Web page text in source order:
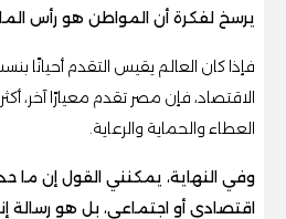
يرسخ لفكرة أن المواطن هو رأس
فإذا كان العالم يقيس التقدم أحيانًا
الاقتصاد، فإن مصر تقدم معيارًا آخر،
العطاء والحماية والرعاية.
وفي النهاية، يمكنني القول إن ما
اقتصادي أو اجتماعي، بل هو رسالة